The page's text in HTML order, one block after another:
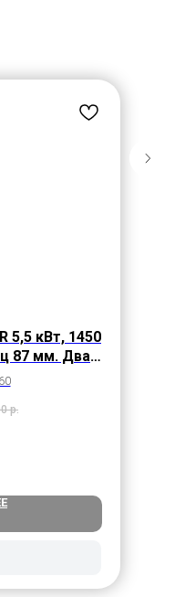
5,5 кВт, 1450
87 мм. Два
р.